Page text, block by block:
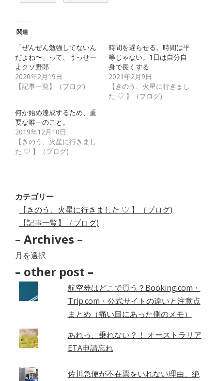
関連
「ぜんぜん勉強してないん
だよね〜」って、うっせー
よクソ野郎
2020年2月19日
【記事一覧】（ブログ)
時間を遅らせる。時間は平
等じゃない。1日は自分自
身で長くする
2021年2月9日
【きのう、火星に行きまし
た ♡ 】（ブログ)
何か始め達成するため、重
要な唯一のこと。
2019年12月10日
【きのう、火星に行きまし
た ♡ 】（ブログ)
カテゴリー
【きのう、火星に行きました ♡ 】（ブログ)
【記事一覧】（ブログ)
– Archives –
–
Archives
– other post –
航空券はどこで買う？Booking.com・
Trip.com・公式サイトの違いと注意点
まとめ（痛い目にあった側のメモ）
あれっ、乗れない？！ オーストラリア
ETA申請忘れ
佐川急便が不在票をいれない理由。絶